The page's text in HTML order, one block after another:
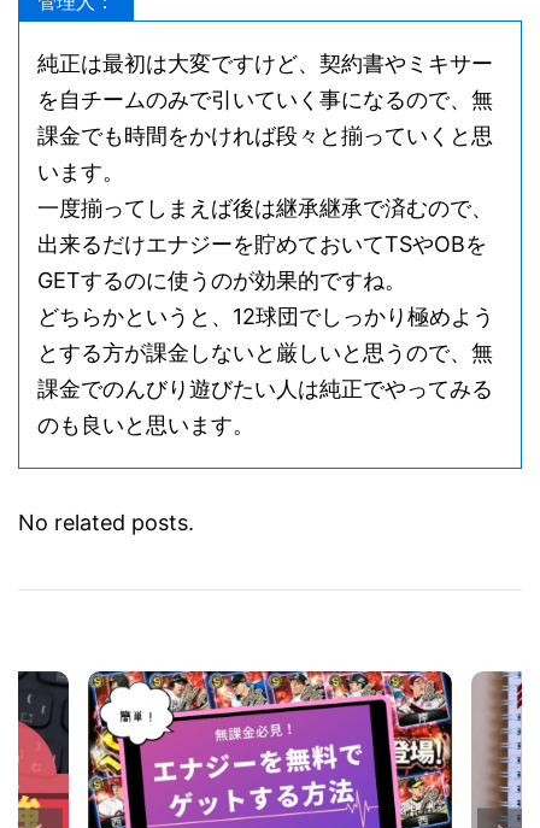
管理人：
純正は最初は大変ですけど、契約書やミキサー
を自チームのみで引いていく事になるので、無
課金でも時間をかければ段々と揃っていくと思
います。
一度揃ってしまえば後は継承継承で済むので、
出来るだけエナジーを貯めておいてTSやOBを
GETするのに使うのが効果的ですね。
どちらかというと、12球団でしっかり極めよう
とする方が課金しないと厳しいと思うので、無
課金でのんびり遊びたい人は純正でやってみる